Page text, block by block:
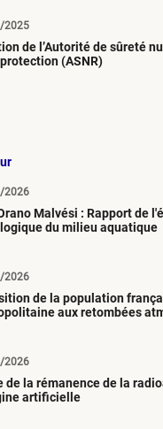
de l’Autorité de sûreté
(ASNR)
2025
Malvési : Rapport de
du milieu aquatique
2026
de la population
aux retombées
depuis 1945
2026
de la rémanence de la
artificielle
2026